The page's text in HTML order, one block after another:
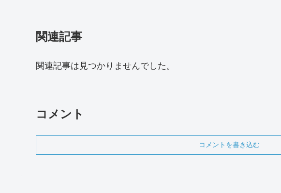
関連記事
関連記事は見つかりませんでした。
コメント
コメントを書き込む